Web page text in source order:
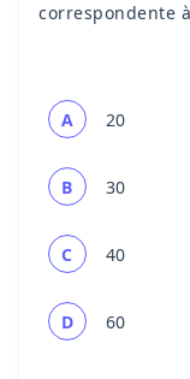
correspondente
A 20
B 30
C 40
D 60